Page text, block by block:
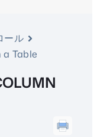
ール
Table